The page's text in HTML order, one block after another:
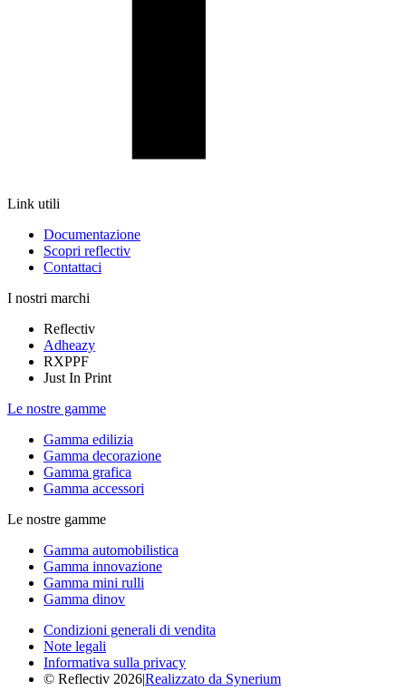
Link utili
Documentazione
Scopri reflectiv
Contattaci
I nostri marchi
Reflectiv
Adheazy
RXPPF
Just In Print
Le nostre gamme
Gamma edilizia
Gamma decorazione
Gamma grafica
Gamma accessori
Le nostre gamme
Gamma automobilistica
Gamma innovazione
Gamma mini rulli
Gamma dinov
Condizioni generali di vendita
Note legali
Informativa sulla privacy
© Reflectiv 2026|Realizzato da Synerium